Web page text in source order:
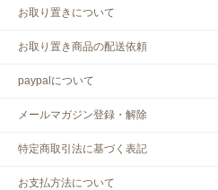
お取り置きについて
お取り置き商品の配送依頼
paypalについて
メールマガジン登録・解除
特定商取引法に基づく表記
お支払方法について